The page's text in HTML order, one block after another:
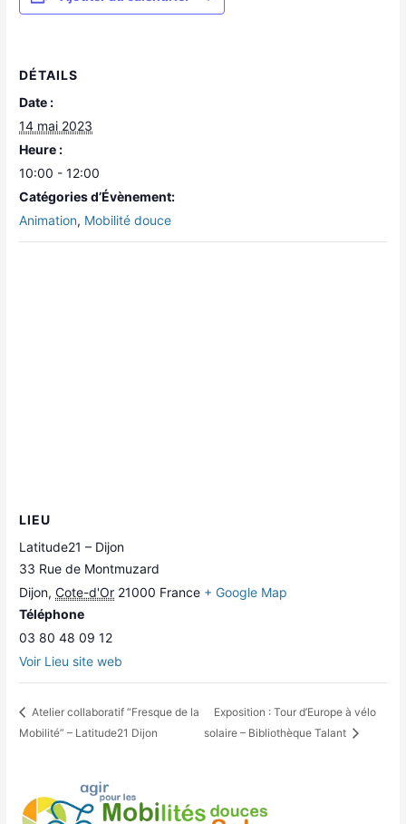
DÉTAILS
Date :
14 mai 2023
Heure :
10:00 - 12:00
Catégories d’Évènement:
Animation, Mobilité douce
LIEU
Latitude21 – Dijon
33 Rue de Montmuzard
Dijon, Cote-d'Or 21000 France + Google Map
Téléphone
03 80 48 09 12
Voir Lieu site web
Atelier collaboratif “Fresque de la
Mobilité” – Latitude21 Dijon
Exposition : Tour d’Europe à vélo
solaire – Bibliothèque Talant